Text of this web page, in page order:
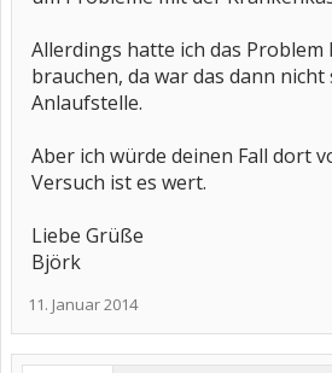
Allerdings hatte ich das
brauchen, da war das dann
Anlaufstelle.
Aber ich würde deinen Fall dort
Versuch ist es wert.
Liebe Grüße
Björk
11. Januar 2014